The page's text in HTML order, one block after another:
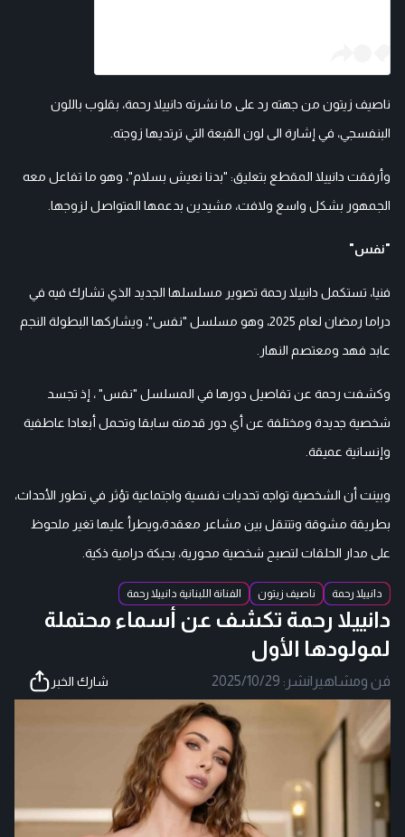
ناصيف زيتون من جهته رد على ما نشرته دانييلا رحمة، بقلوب باللون
البنفسجي، في إشارة الى لون القبعة التي ترتديها زوجته.
وأرفقت دانييلا المقطع بتعليق: "بدنا نعيش بسلام"، وهو ما تفاعل معه
الجمهور بشكل واسع ولافت، مشيدين بدعمها المتواصل لزوجها.
"نفس"
فنيا، تستكمل دانييلا رحمة تصوير مسلسلها الجديد الذي تشارك فيه في
دراما رمضان لعام 2025، وهو مسلسل "نفس"، ويشاركها البطولة النجم
عابد فهد ومعتصم النهار.
وكشفت رحمة عن تفاصيل دورها في المسلسل "نفس" ، إذ تجسد
شخصية جديدة ومختلفة عن أي دور قدمته سابقا وتحمل أبعادا عاطفية
وإنسانية عميقة.
وبينت أن الشخصية تواجه تحديات نفسية واجتماعية تؤثر في تطور الأحداث،
بطريقة مشوقة وتتنقل بين مشاعر معقدة،ويطرأ عليها تغير ملحوظ
على مدار الحلقات لتصبح شخصية محورية، بحبكة درامية ذكية.
دانييلا رحمة ناصيف زيتون الفنانة اللبنانية دانييلا رحمة
دانييلا رحمة تكشف عن أسماء محتملة
لمولودها الأول
فن ومشاهير |نشر: 2025/10/29 شارك الخبر